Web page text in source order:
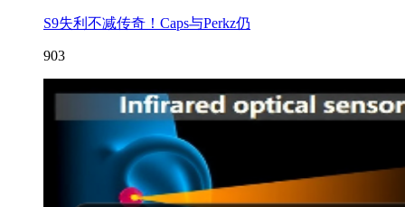
S9失利不减传奇！Caps与Perkz仍
903